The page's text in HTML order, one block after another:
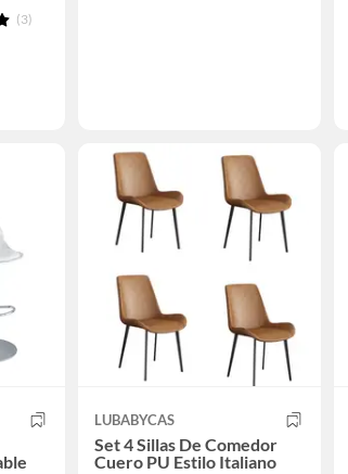
(3)
LUBABYCAS
Set 4 Sillas De Comedor
Cuero PU Estilo Italiano